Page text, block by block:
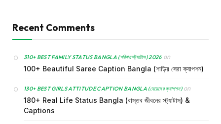
Recent Comments
310+ BEST FAMILY STATUS BANGLA (পরিবার স্ট্যাটাস) 2026on
100+ Beautiful Saree Caption Bangla (শাড়ির সেরা ক্যাপশন)
130+ BEST GIRLS ATTITUDE CAPTION BANGLA (মেয়েদের ক্যাপশন)on
180+ Real Life Status Bangla (বাস্তব জীবনের স্ট্যাটাস) &
Captions